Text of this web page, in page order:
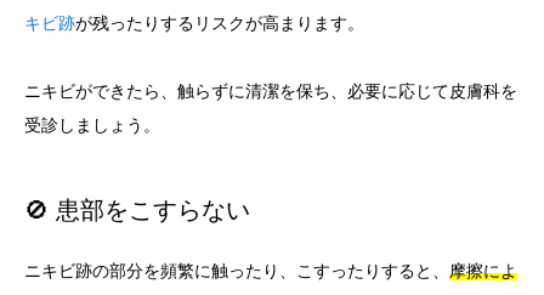
キビ跡が残ったりするリスクが高まります。
ニキビができたら、触らずに清潔を保ち、必要に応じて皮膚科を
受診しましょう。
🚫 患部をこすらない
ニキビ跡の部分を頻繁に触ったり、こすったりすると、 摩擦によ